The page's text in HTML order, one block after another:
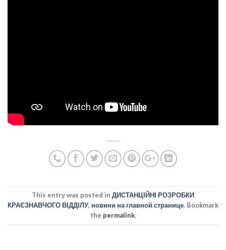
This entry was posted in ДИСТАНЦІЙНІ РОЗРОБКИ
КРАЄЗНАВЧОГО ВІДДІЛУ, новини на главной странице. Bookmark
the permalink.